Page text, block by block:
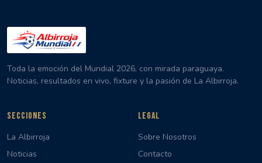
Toda la emoción del Mundial 2026, con mirada paraguaya.
Noticias, resultados en vivo, fixture y la pasión de La Albirroja.
SECCIONES
La Albirroja
Noticias
LEGAL
Sobre Nosotros
Contacto